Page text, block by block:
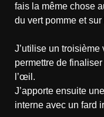
fais la même chose
du vert pomme et
J’utilise un
permettre de
l’œil.
J’apporte ensuite
interne avec un fard